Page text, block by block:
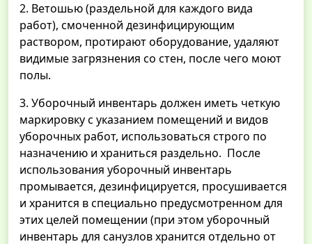
2. Ветошью (раздельной для каждого вида
работ), смоченной дезинфицирующим
раствором, протирают оборудование, удаляют
видимые загрязнения со стен, после чего моют
полы.
3. Уборочный инвентарь должен иметь четкую
маркировку с указанием помещений и видов
уборочных работ, использоваться строго по
назначению и храниться раздельно. После
использования уборочный инвентарь
промывается, дезинфицируется, просушивается
и хранится в специально предусмотренном для
этих целей помещении (при этом уборочный
инвентарь для санузлов хранится отдельно от